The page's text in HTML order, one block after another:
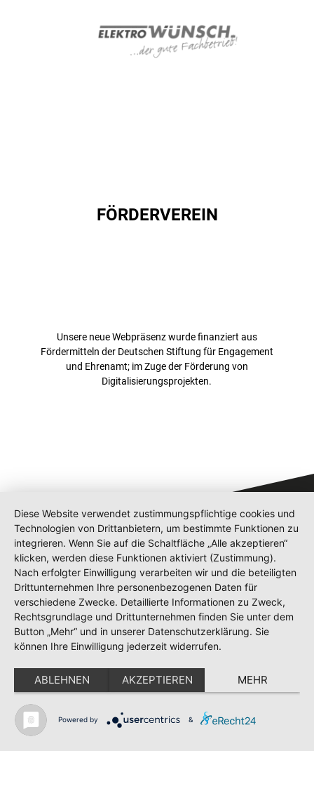
FÖRDERVEREIN
Unsere neue Webpräsenz wurde finanziert aus
Fördermitteln der Deutschen Stiftung für Engagement
und Ehrenamt; im Zuge der Förderung von
Digitalisierungsprojekten.
SV GESCHER E.V.
Shop
Kontakt
Impressum
Datenschutz
Datenschutzordnung
Teilnahmebedingungen Gewinnspiel
Diese Website verwendet zustimmungspflichtige cookies und
Technologien von Drittanbietern, um bestimmte Funktionen zu
integrieren. Wenn Sie auf die Schaltfläche „Alle akzeptieren“
klicken, werden diese Funktionen aktiviert (Zustimmung).
Nach erfolgter Einwilligung verarbeiten wir und die beteiligten
Drittunternehmen Ihre personenbezogenen Daten für
verschiedene Zwecke. Detaillierte Informationen zu Zweck,
Rechtsgrundlage und Drittunternehmen finden Sie unter dem
Button „Mehr“ und in unserer Datenschutzerklärung. Sie
können Ihre Einwilligung jederzeit widerrufen.
ABLEHNEN AKZEPTIEREN MEHR
Powered by &